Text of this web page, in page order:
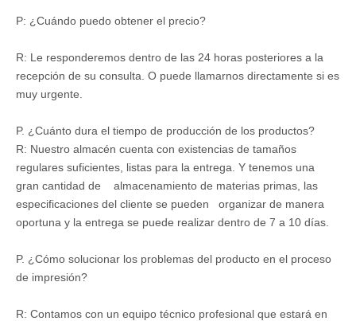
P: ¿Cuándo puedo obtener el precio?
R: Le responderemos dentro de las 24 horas posteriores a la
recepción de su consulta. O puede llamarnos directamente si es
muy urgente.
P. ¿Cuánto dura el tiempo de producción de los productos?
R: Nuestro almacén cuenta con existencias de tamaños
regulares suficientes, listas para la entrega. Y tenemos una
gran cantidad de almacenamiento de materias primas, las
especificaciones del cliente se pueden organizar de manera
oportuna y la entrega se puede realizar dentro de 7 a 10 días.
P. ¿Cómo solucionar los problemas del producto en el proceso
de impresión?
R: Contamos con un equipo técnico profesional que estará en